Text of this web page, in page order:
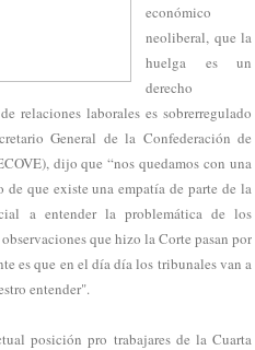
económico
neoliberal, que la
huelga es un
derecho
relaciones laborales es sobrerregulado
General de la Confederación de
dijo que “nos quedamos con una
que existe una empatía de parte de la
a entender la problemática de los
que hizo la Corte pasan por
es que en el día día los tribunales van a
entender".
posición pro trabajares de la Cuarta